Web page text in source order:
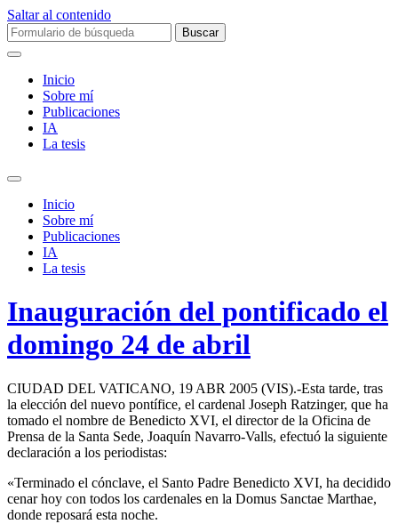
Saltar al contenido
Buscar:
Inicio
Sobre mí­
Publicaciones
IA
La tesis
Alternar
campo
búsqueda
Inicio
Sobre mí­
Publicaciones
IA
La tesis
Inauguración del pontificado el
domingo 24 de abril
CIUDAD DEL VATICANO, 19 ABR 2005 (VIS).-Esta tarde, tras
la elección del nuevo pontífice, el cardenal Joseph Ratzinger, que ha
tomado el nombre de Benedicto XVI, el director de la Oficina de
Prensa de la Santa Sede, Joaquín Navarro-Valls, efectuó la siguiente
declaración a los periodistas:
«Terminado el cónclave, el Santo Padre Benedicto XVI, ha decidido
cenar hoy con todos los cardenales en la Domus Sanctae Marthae,
donde reposará esta noche.